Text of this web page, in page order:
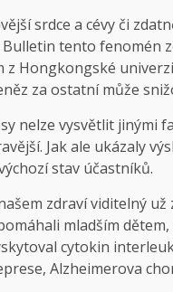
srdce a cévy či
tento fenomén
Hongkongské
za ostatní může
nelze vysvětlit jinými
Jak ale ukázaly
stav účastníků.
zdraví viditelný už
mladším
cytokin
Alzheimerova